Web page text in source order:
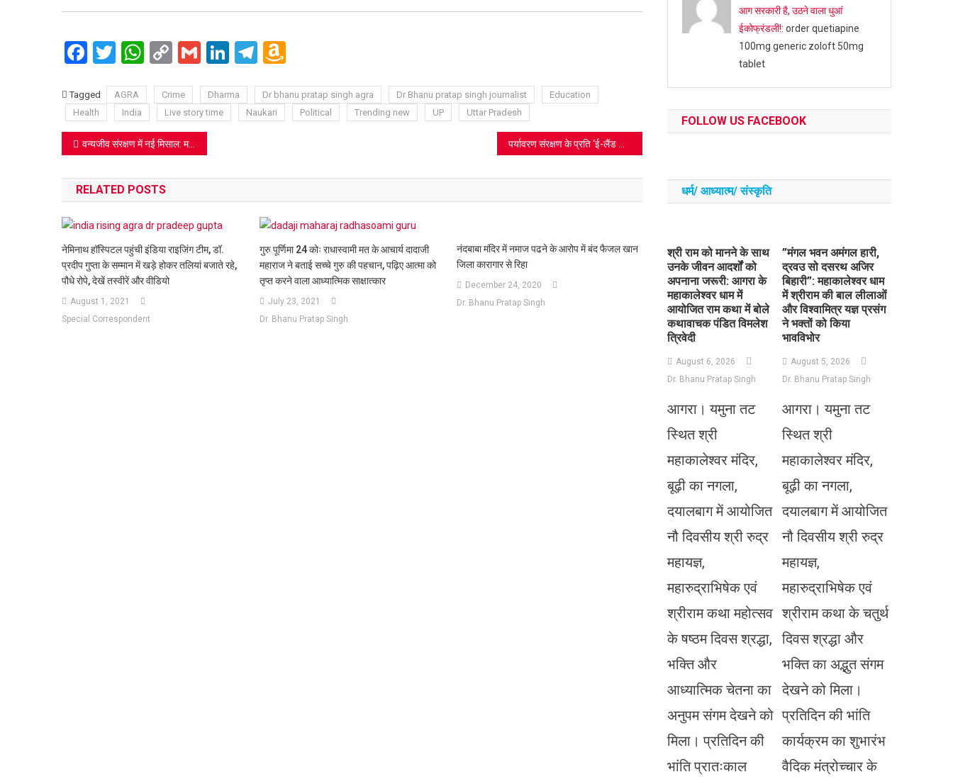
Facebook
Twitter
WhatsApp
CopyGmailLinkedIn
Telegram
List
Tagged AGRA Crime Dharma Dr bhanu pratap singh agra Dr Bhanu pratap singh journalist
Education
Health
India Live story time Naukari Political Trending new UP Uttar Pradesh
Post
navigation
वन्यजीव संरक्षण में नई मिसाल: मथुरा में आयोजित कार्यशाला में न्यायपालिका और प्रवर्तन एजेंसियों ने लिया वन्यजीव अपराधों को जड़ से मिटाने का संकल्प
RELATED POSTS
नेमिनाथ हॉस्पिटल पहुंची इंडिया राइजिंग टीम, डॉ.
प्रदीप गुप्ता के सम्मान में खड़े होकर तलियां बजाते रहे,
पौधे रोपे, देखें तस्वीरें और वीडियो
August 1, 2021
Special Correspondent
गुरु पूर्णिमा 24 कोः राधास्वामी मत के आचार्य दादाजी
महाराज ने बताई सच्चे गुरु की पहचान, पढ़िए आत्मा को
तृप्त करने वाला आध्यात्मिक साक्षात्कार
July 23, 2021
Dr. Bhanu Pratap Singh
नंदबाबा मंदिर में नमाज पढने के आरोप में बंद फैजल खान
जिला कारागार से रिहा
December 24, 2020
Dr. Bhanu Pratap Singh
आग सरकारी है, उठने वाला धुआं
ईकोफ्रंडली!: order quetiapine
100mg generic zoloft 50mg
tablet
FOLLOW US FACEBOOK
धर्म/ आध्‍यात्‍म/ संस्‍कृति
​श्री राम को मानने के साथ
उनके जीवन आदर्शों को
अपनाना जरूरी: आगरा के
महाकालेश्वर धाम में
आयोजित राम कथा में बोले
कथावाचक पंडित विमलेश
त्रिवेदी
August 6, 2026
Dr. Bhanu Pratap Singh
आगरा। यमुना तट
स्थित श्री
महाकालेश्वर मंदिर,
बूढ़ी का नगला,
दयालबाग में आयोजित
नौ दिवसीय श्री रुद्र
महायज्ञ,
महारुद्राभिषेक एवं
श्रीराम कथा महोत्सव
के षष्ठम दिवस श्रद्धा,
भक्ति और
आध्यात्मिक चेतना का
अनुपम संगम देखने को
मिला। प्रतिदिन की
भांति प्रातःकाल
​”मंगल भवन अमंगल हारी,
द्रवउ सो दसरथ अजिर
बिहारी”: महाकालेश्वर धाम
में श्रीराम की बाल लीलाओं
और विश्वामित्र यज्ञ प्रसंग
ने भक्तों को किया
भावविभोर
August 5, 2026
Dr. Bhanu Pratap Singh
आगरा। यमुना तट
स्थित श्री
महाकालेश्वर मंदिर,
बूढ़ी का नगला,
दयालबाग में आयोजित
नौ दिवसीय श्री रुद्र
महायज्ञ,
महारुद्राभिषेक एवं
श्रीराम कथा के चतुर्थ
दिवस श्रद्धा और
भक्ति का अद्भुत संगम
देखने को मिला।
प्रतिदिन की भांति
कार्यक्रम का शुभारंभ
वैदिक मंत्रोच्चार के